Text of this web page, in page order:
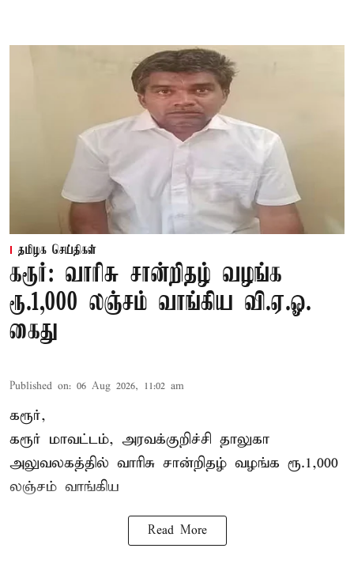
தமிழக செய்திகள்
கரூர்: வாரிசு சான்றிதழ் வழங்க
ரூ.1,000 லஞ்சம் வாங்கிய வி.ஏ.ஓ.
கைது
Published on: 06 Aug 2026, 11:02 am
கரூர்,
கரூர் மாவட்டம், அரவக்குறிச்சி தாலுகா
அலுவலகத்தில் வாரிசு சான்றிதழ் வழங்க ரூ.1,000
லஞ்சம் வாங்கிய
Read More